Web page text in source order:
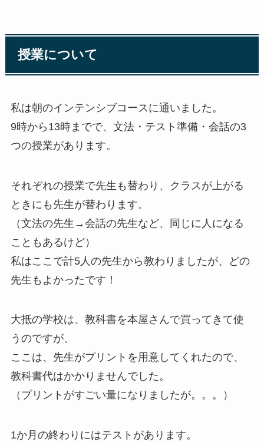
授業について
私は朝のインテンシブコースに通いました。
9時から13時までで、文法・テスト準備・会話の3
つの授業があります。
それぞれの授業で先生も替わり、クラスが上がる
ときにも先生が替わります。
（文法の先生→会話の先生など、同じに人になる
こともあるけど）
私はここで計5人の先生から教わりましたが、どの
先生もよかったです！
大抵の学校は、教科書を本屋さんで買ってきて使
うのですが、
ここは、先生がプリントを用意してくれたので、
教科書代はかかりませんでした。
（プリントがすごい量になりましたが。。。）
1か月の終わりにはテストがあります。